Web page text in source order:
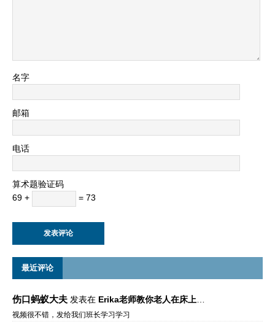
名字
邮箱
电话
算术题验证码
69 +
= 73
最近评论
伤口蚂蚁大夫 发表在 Erika老师教你老人在床上如何左右翻身
视频很不错，发给我们班长学习学习